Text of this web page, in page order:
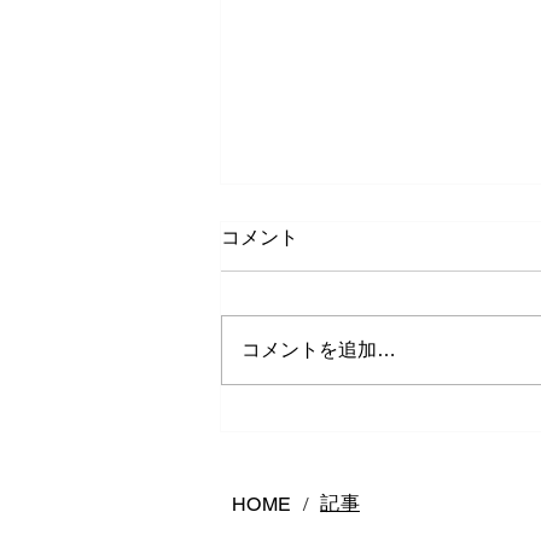
コメント
コメントを追加…
HOME / 記事